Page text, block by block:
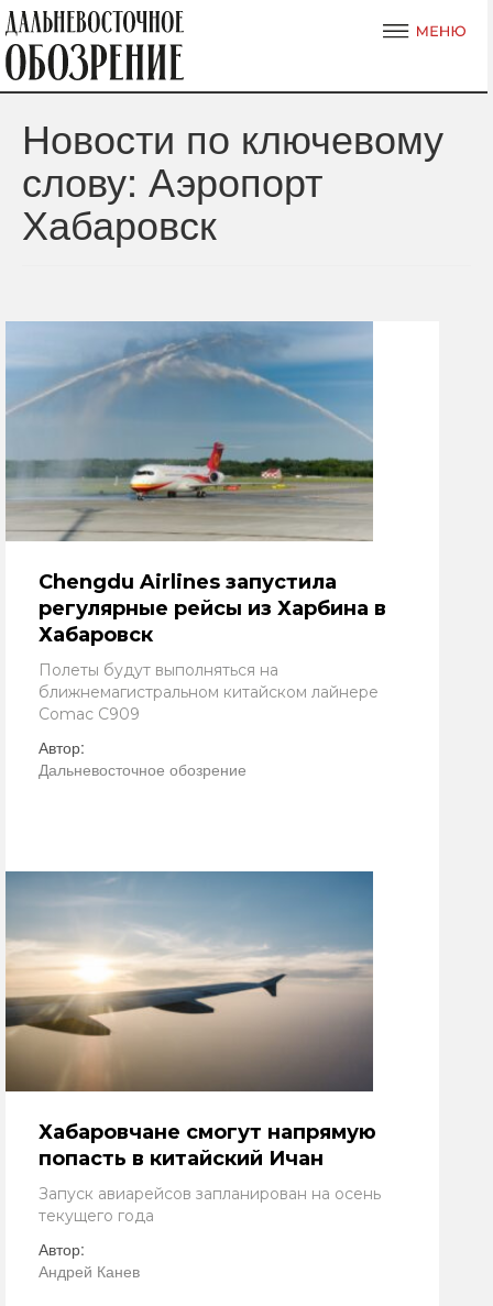
Новости по ключевому
слову: Аэропорт
Хабаровск
Chengdu Airlines запустила
регулярные рейсы из Харбина в
Хабаровск
Полеты будут выполняться на
ближнемагистральном китайском лайнере
Comac C909
Автор:
Дальневосточное обозрение
Хабаровчане смогут напрямую
попасть в китайский Ичан
Запуск авиарейсов запланирован на осень
текущего года
Автор:
Андрей Канев